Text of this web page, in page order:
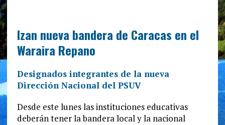
Izan nueva bandera de Caracas en el
Waraira Repano
Designados integrantes de la nueva
Dirección Nacional del PSUV
Desde este lunes las instituciones educativas
deberán tener la bandera local y la nacional